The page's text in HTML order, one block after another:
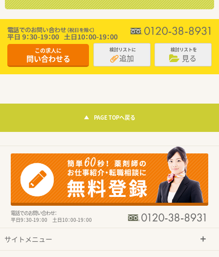
この求人に
問い合わせる
検討リストに
追加
検討リストを
見る
PAGE TOPへ戻る
電話でのお問い合わせ：
平日9：30-19：00 土日10：00-19：00
サイトメニュー